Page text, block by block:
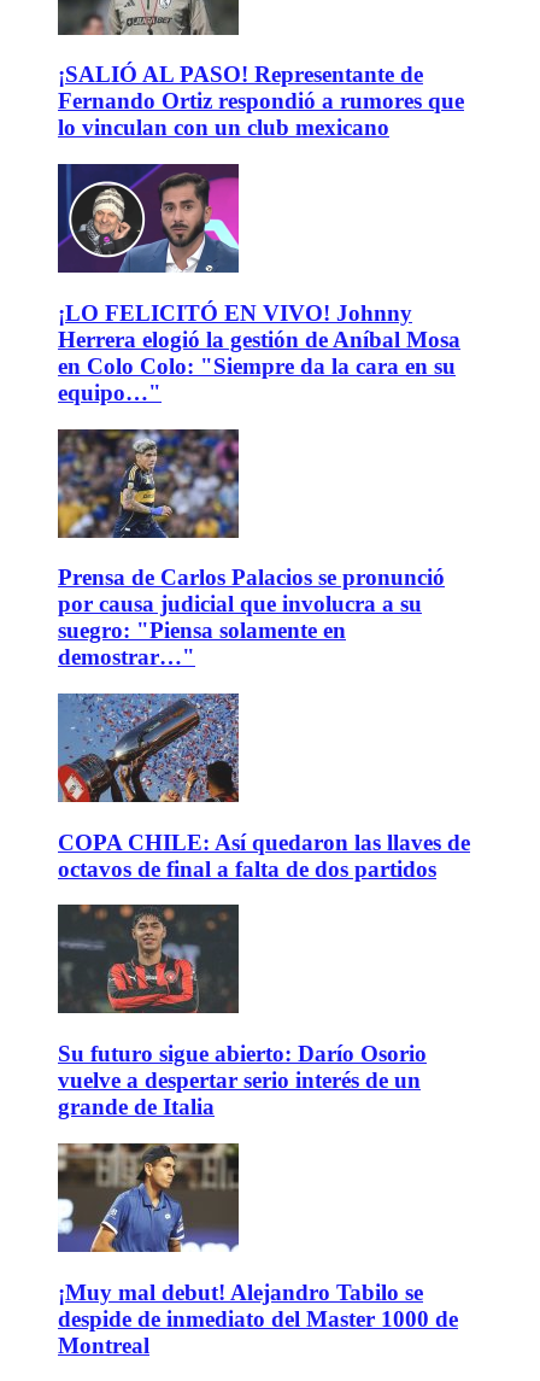
¡SALIÓ AL PASO! Representante de
Fernando Ortiz respondió a rumores que
lo vinculan con un club mexicano
¡LO FELICITÓ EN VIVO! Johnny
Herrera elogió la gestión de Aníbal Mosa
en Colo Colo: "Siempre da la cara en su
equipo…"
Prensa de Carlos Palacios se pronunció
por causa judicial que involucra a su
suegro: "Piensa solamente en
demostrar…"
COPA CHILE: Así quedaron las llaves de
octavos de final a falta de dos partidos
Su futuro sigue abierto: Darío Osorio
vuelve a despertar serio interés de un
grande de Italia
¡Muy mal debut! Alejandro Tabilo se
despide de inmediato del Master 1000 de
Montreal